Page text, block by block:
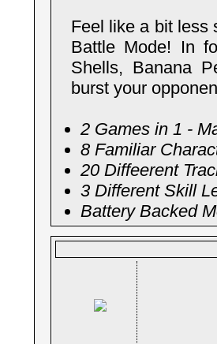
Feel like a bit less
Battle Mode! In
Shells, Banana
burst your
2 Games in 1 -
8 Familiar
20 Diffeerent
3 Different Skill
Battery Backed